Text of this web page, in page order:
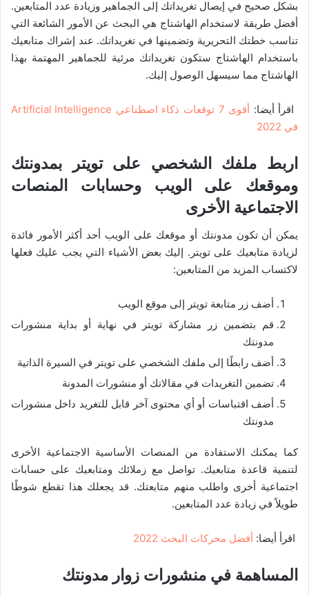
بشكل صحيح في إيصال تغريداتك إلى الجماهير وزيادة عدد المتابعين.
أفضل طريقة لاستخدام الهاشتاج هي البحث عن الأمور الشائعة التي
تناسب خطتك التحريرية وتضمينها في تغريداتك. عند إشراك متابعيك
باستخدام الهاشتاج ستكون تغريداتك مرئية للجماهير المهتمة بهذا
الهاشتاج مما سيسهل الوصول إليك.
اقرأ أيضا:
أقوى 7 توقعات ذكاء اصطناعي Artificial Intelligence
في 2022
اربط ملفك الشخصي على تويتر بمدونتك
وموقعك على الويب وحسابات المنصات
الاجتماعية الأخرى
يمكن أن تكون مدونتك أو موقعك على الويب أحد أكثر الأمور فائدة
لزيادة متابعيك على تويتر. إليك بعض الأشياء التي يجب عليك فعلها
لاكتساب المزيد من المتابعين:
أضف زر متابعة تويتر إلى موقع الويب
قم بتضمين زر مشاركة تويتر في نهاية أو بداية منشورات
مدونتك
أضف رابطًا إلى ملفك الشخصي على تويتر في السيرة الذاتية
تضمين التغريدات في مقالاتك أو منشورات المدونة
أضف اقتباسات أو أي محتوى آخر قابل للتغريد داخل منشورات
مدونتك
كما يمكنك الاستفادة من المنصات الأساسية الاجتماعية الأخرى
لتنمية قاعدة متابعيك. تواصل مع زملائك ومتابعيك على حسابات
اجتماعية أخرى واطلب منهم متابعتك. قد يجعلك هذا تقطع شوطًا
طويلاً في زيادة عدد المتابعين.
اقرأ أيضا: أفضل محركات البحث 2022
المساهمة في منشورات زوار مدونتك